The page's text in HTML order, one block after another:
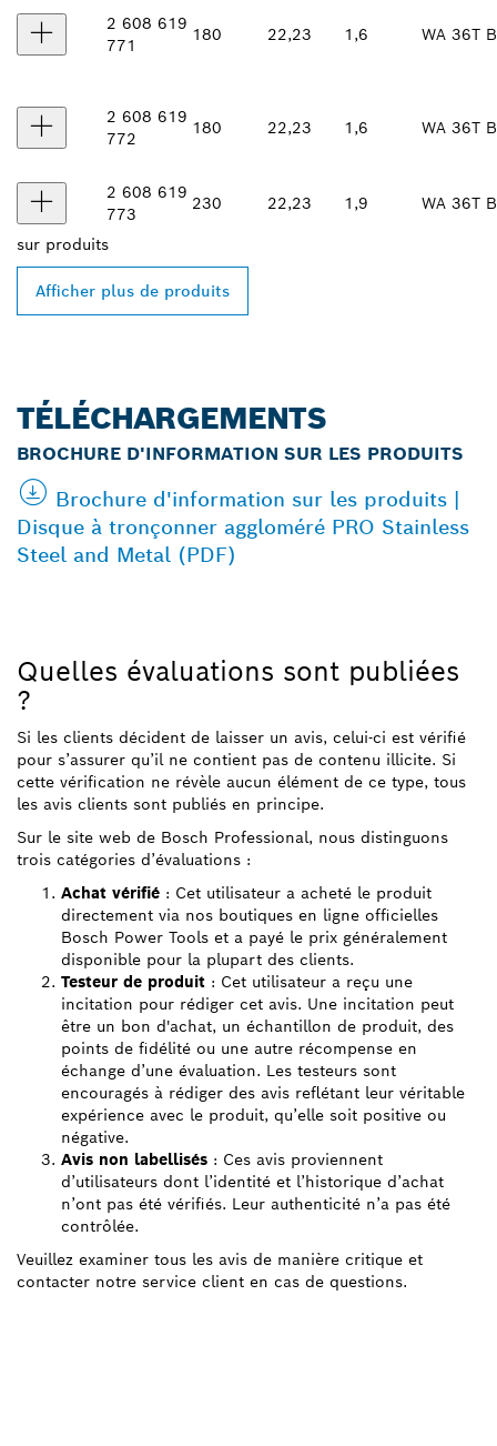
2 608 619
771
180 22,23 1,6 WA 36T
2 608 619
772
180 22,23 1,6 WA 36T
2 608 619
773
230 22,23 1,9 WA 36T
sur produits
Afficher plus de produits
TÉLÉCHARGEMENTS
BROCHURE D'INFORMATION SUR LES PRODUITS
Brochure d'information sur les produits |
Disque à tronçonner aggloméré PRO Stainless
Steel and Metal (PDF)
Quelles évaluations sont publiées
?
Si les clients décident de laisser un avis, celui-ci est vérifié
pour s’assurer qu’il ne contient pas de contenu illicite. Si
cette vérification ne révèle aucun élément de ce type, tous
les avis clients sont publiés en principe.
Sur le site web de Bosch Professional, nous distinguons
trois catégories d’évaluations :
Achat vérifié : Cet utilisateur a acheté le produit
directement via nos boutiques en ligne officielles
Bosch Power Tools et a payé le prix généralement
disponible pour la plupart des clients.
Testeur de produit : Cet utilisateur a reçu une
incitation pour rédiger cet avis. Une incitation peut
être un bon d'achat, un échantillon de produit, des
points de fidélité ou une autre récompense en
échange d’une évaluation. Les testeurs sont
encouragés à rédiger des avis reflétant leur véritable
expérience avec le produit, qu’elle soit positive ou
négative.
Avis non labellisés : Ces avis proviennent
d’utilisateurs dont l’identité et l’historique d’achat
n’ont pas été vérifiés. Leur authenticité n’a pas été
contrôlée.
Veuillez examiner tous les avis de manière critique et
contacter notre service client en cas de questions.